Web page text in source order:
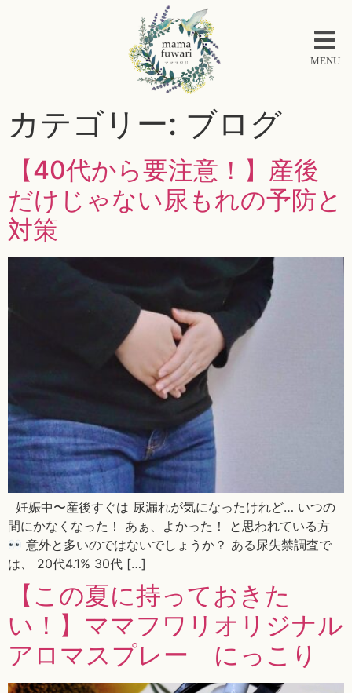
MENU
カテゴリー: ブログ
【40代から要注意！】産後
だけじゃない尿もれの予防と
対策
妊娠中〜産後すぐは 尿漏れが気になったけれど… いつの
間にかなくなった！ あぁ、よかった！ と思われている方
意外と多いのではないでしょうか？ ある尿失禁調査で
は、 20代4.1% 30代 […]
【この夏に持っておきた
い！】ママフワリオリジナル
アロマスプレー にっこり